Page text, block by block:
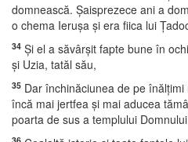
domnească. Şaisprezece ani a
o chema Ieruşa şi era fiica lui
34 Şi el a săvârşit fapte bune în
şi Uzia, tatăl său,
35 Dar închinăciunea de pe
încă mai jertfea şi mai aducea
poarta de sus a templului